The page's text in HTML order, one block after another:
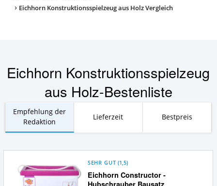
Eichhorn Konstruktionsspielzeug aus Holz Vergleich
Eichhorn Konstruktionsspielzeug
aus Holz-Bestenliste
Empfehlung der
Redaktion
Lieferzeit Bestpreis
Eichhorn Constructor -
SEHR GUT (1,5)